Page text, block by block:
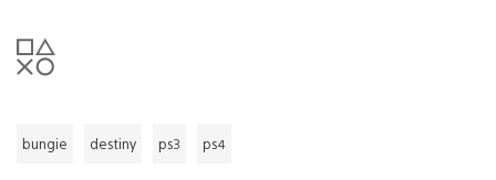
bungie destiny ps3 ps4